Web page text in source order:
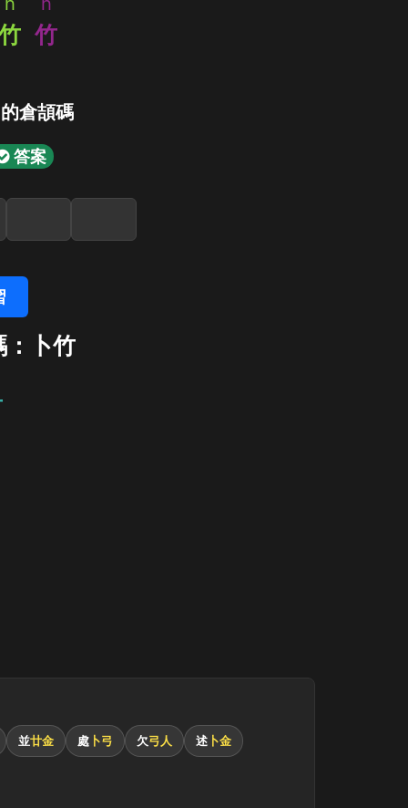
竹
倉頡碼
答案
：卜竹
並廿金 處 卜弓 欠弓人 述 卜金